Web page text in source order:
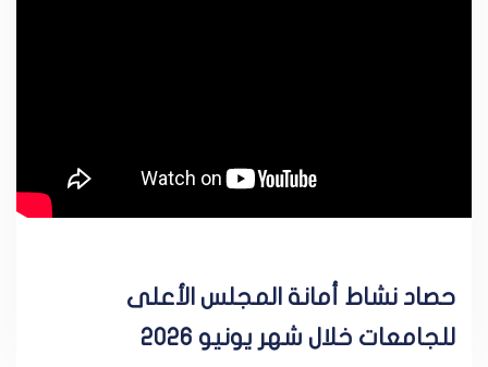
حصاد نشاط أمانة المجلس الأعلى
للجامعات خلال شهر يونيو 2026